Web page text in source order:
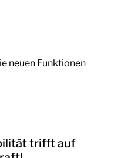
neuen Funktionen
trifft auf